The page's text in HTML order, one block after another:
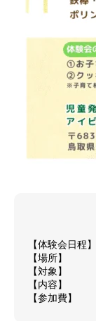
【体験会日程】
【場所】
【対象】
【内容】
【参加費】